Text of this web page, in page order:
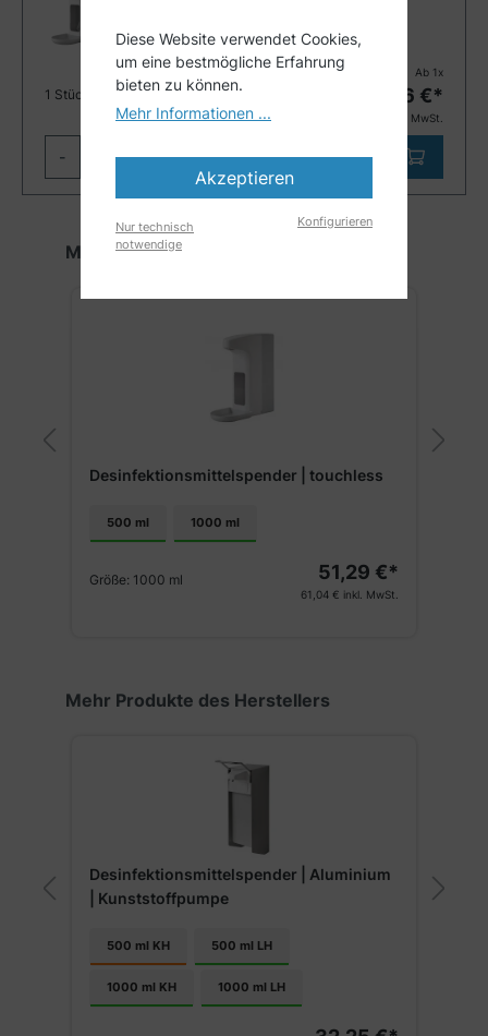
1 Stück
Ab 1 x
20,96 €*
€ inkl. MwSt.
- +
Produktgalerie überspringen
Mehr Produkte der Kategorie
Desinfektionsmittelspender | touchless
500 ml 1000 ml
Größe: 1000 ml 51,29 €*
61,04 € inkl. MwSt.
Produktgalerie überspringen
Mehr Produkte des Herstellers
Desinfektionsmittelspender | Aluminium
| Kunststoffpumpe
500 ml KH 500 ml LH
1000 ml KH 1000 ml LH
Diese Website verwendet Cookies,
um eine bestmögliche Erfahrung
bieten zu können.
Mehr Informationen ...
Akzeptieren
Nur technisch
notwendige
Konfigurieren